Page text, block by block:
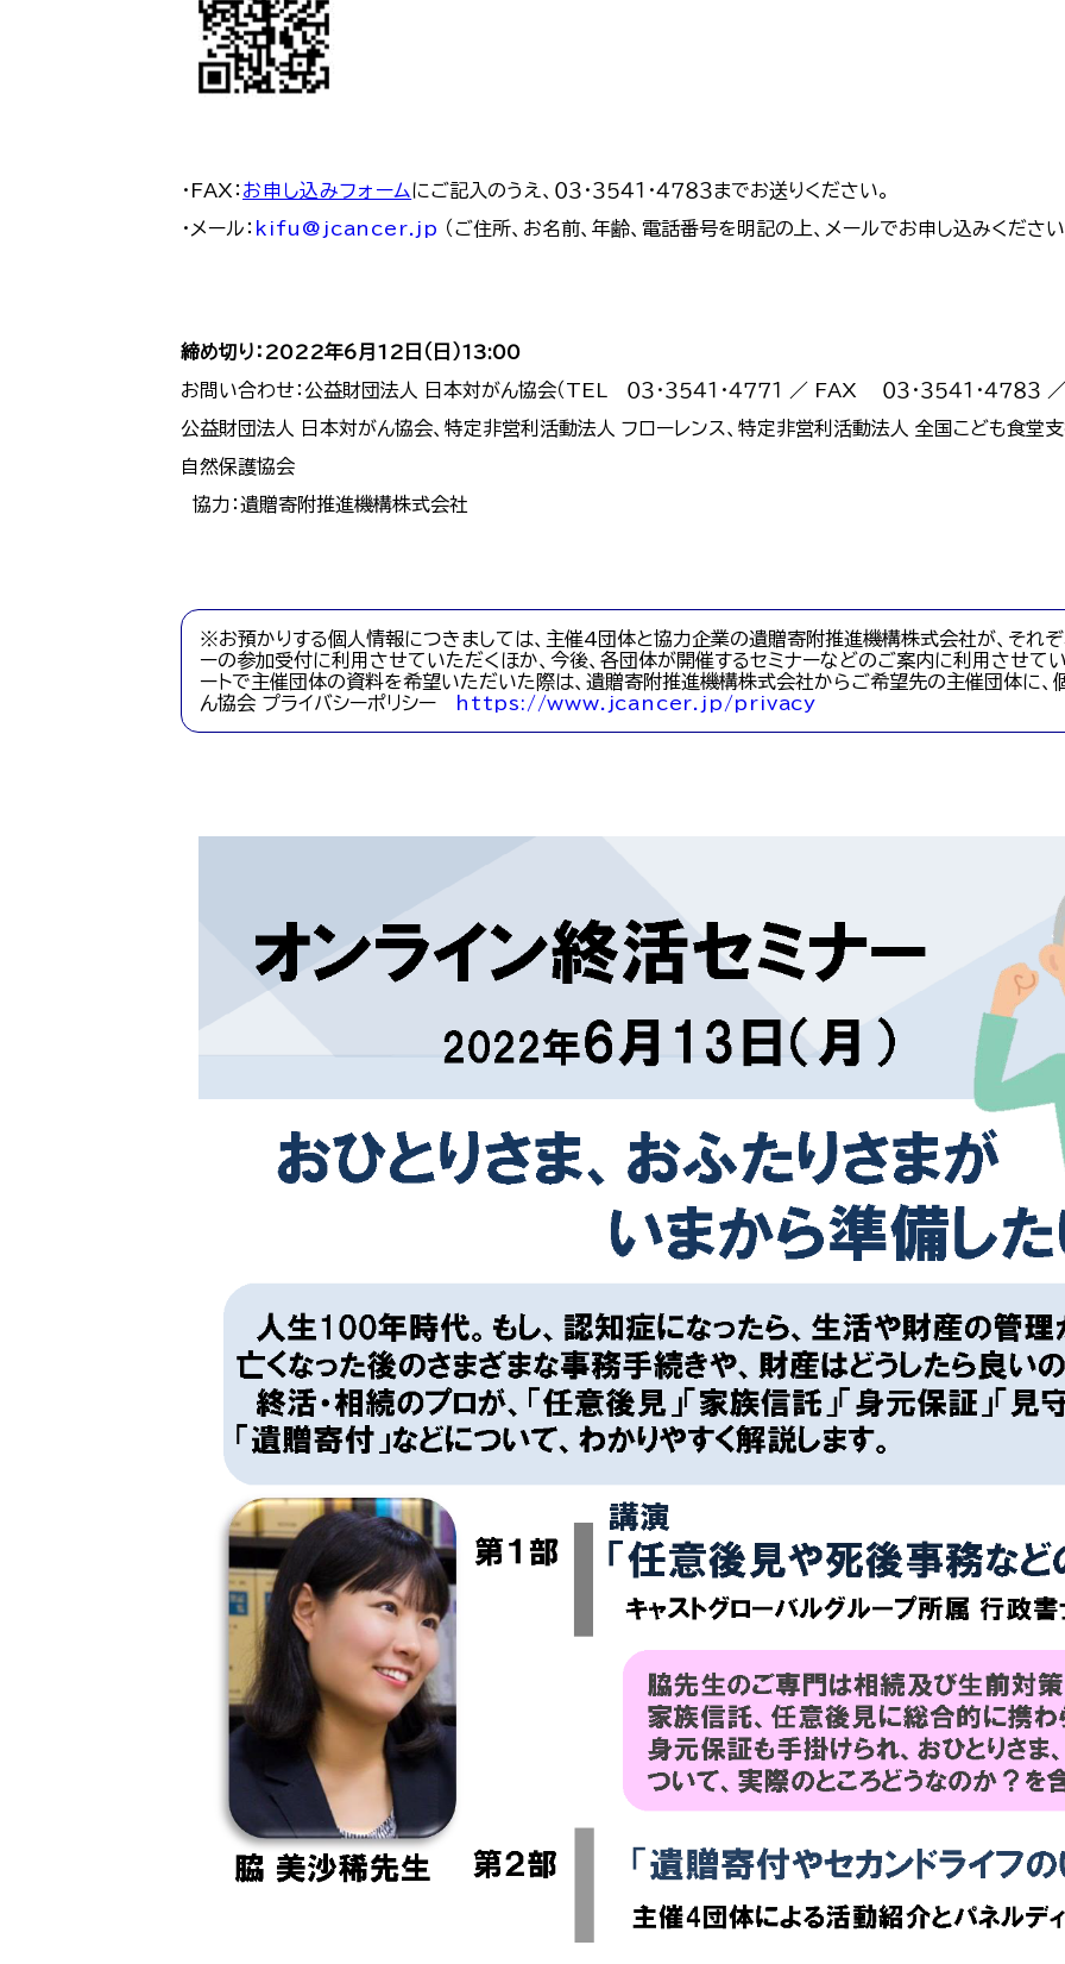
・FAX： お申し込みフォームにご記入のうえ、０３・３５４１・４７８３までお送りください。
・メール： kifu@jcancer.jp （ご住所、お名前、年齢、電話番号を明記の上、メールでお申し込みください
締め切り：2022年6月12日（日）13:00
お問い合わせ：公益財団法人 日本対がん協会（TEL ０３・３５４１・４７７１ ／ FAX ０３・３５４１・４７
公益財団法人 日本対がん協会、特定非営利活動法人 フローレンス、特定非営利活動法人 全国こども食堂
自然保護協会
協力：遺贈寄附推進機構株式会社
※お預かりする個人情報につきましては、主催4団体と協力企業の遺贈寄附推進機構株式会社が、それぞ
ーの参加受付に利用させていただくほか、今後、各団体が開催するセミナーなどのご案内に利用させて
ートで主催団体の資料を希望いただいた際は、遺贈寄附推進機構株式会社からご希望先の主催団体に
ん協会 プライバシーポリシー
https://www.jcancer.jp/privacy